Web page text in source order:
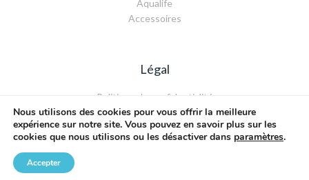
Aqualife
Accessoires
Légal
Politique de confidentialité
Mentions légales
Nous utilisons des cookies pour vous offrir la meilleure
expérience sur notre site. Vous pouvez en savoir plus sur les
cookies que nous utilisons ou les désactiver dans paramètres.
Accepter